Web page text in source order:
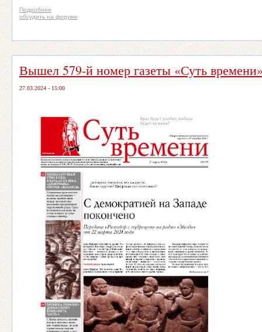
Подробнее
обсудить на форуме
Вышел 579-й номер газеты «Суть
27.03.2024 - 15:00